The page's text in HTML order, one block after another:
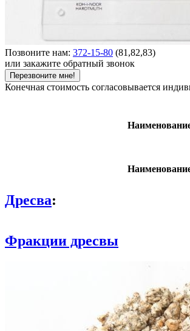
Позвоните нам: 372-15-80 (81,82,83)
или закажите обратный звонок
Перезвоните мне!
Конечная стоимость согласовывается
Дресва:
Фракции дресвы